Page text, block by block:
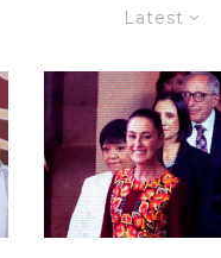
Latest